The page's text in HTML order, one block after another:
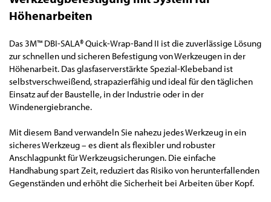
Höhenarbeiten
Das 3M™ DBI-SALA® Quick-Wrap-Band II ist die zuverlässige Lösung
zur schnellen und sicheren Befestigung von Werkzeugen in der
Höhenarbeit. Das glasfaserverstärkte Spezial-Klebeband ist
selbstverschweißend, strapazierfähig und ideal für den täglichen
Einsatz auf der Baustelle, in der Industrie oder in der
Windenergiebranche.
Mit diesem Band verwandeln Sie nahezu jedes Werkzeug in ein
sicheres Werkzeug – es dient als flexibler und robuster
Anschlagpunkt für Werkzeugsicherungen. Die einfache
Handhabung spart Zeit, reduziert das Risiko von herunterfallenden
Gegenständen und erhöht die Sicherheit bei Arbeiten über Kopf.